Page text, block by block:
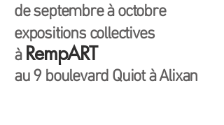
de septembre à octobre
expositions collectives
à RempART
au 9 boulevard Quiot à Alixan